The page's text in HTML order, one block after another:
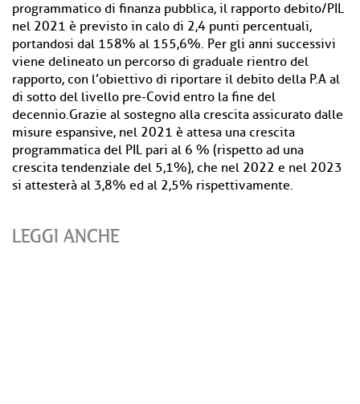
programmatico di finanza pubblica, il rapporto debito/PIL
nel 2021 è previsto in calo di 2,4 punti percentuali,
portandosi dal 158% al 155,6%. Per gli anni successivi
viene delineato un percorso di graduale rientro del
rapporto, con l’obiettivo di riportare il debito della P.A al
di sotto del livello pre-Covid entro la fine del
decennio.Grazie al sostegno alla crescita assicurato dalle
misure espansive, nel 2021 è attesa una crescita
programmatica del PIL pari al 6 % (rispetto ad una
crescita tendenziale del 5,1%), che nel 2022 e nel 2023
si attesterà al 3,8% ed al 2,5% rispettivamente.
LEGGI ANCHE